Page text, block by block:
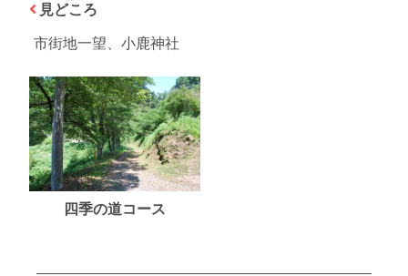
見どころ
市街地一望、小鹿神社
四季の道コース